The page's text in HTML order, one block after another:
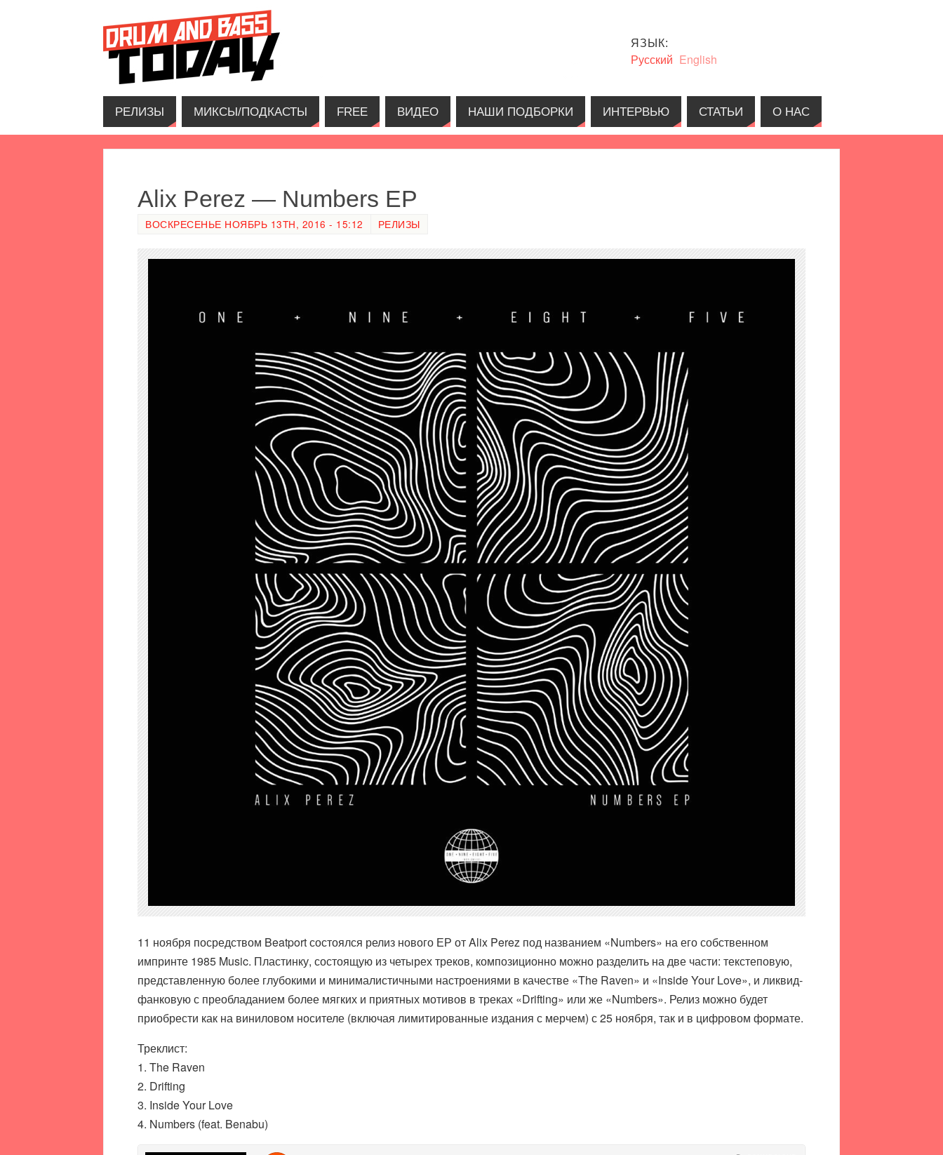
ЯЗЫК:
Русский English
РЕЛИЗЫ МИКСЫ/ПОДКАСТЫ FREE ВИДЕО НАШИ ПОДБОРКИ ИНТЕРВЬЮ СТАТЬИ О НАС
Alix Perez — Numbers EP
ВОСКРЕСЕНЬЕ НОЯБРЬ 13TH, 2016 - 15:12 РЕЛИЗЫ
11 ноября посредством Beatport состоялся релиз нового ЕР от Alix Perez под названием «Numbers» на его собственном
импринте 1985 Music. Пластинку, состоящую из четырех треков, композиционно можно разделить на две части: текстеповую,
представленную более глубокими и минималистичными настроениями в качестве «The Raven» и «Inside Your Love», и ликвид-
фанковую с преобладанием более мягких и приятных мотивов в треках «Drifting» или же «Numbers». Релиз можно будет
приобрести как на виниловом носителе (включая лимитированные издания с мерчем) с 25 ноября, так и в цифровом формате.
Треклист:
1. The Raven
2. Drifting
3. Inside Your Love
4. Numbers (feat. Benabu)